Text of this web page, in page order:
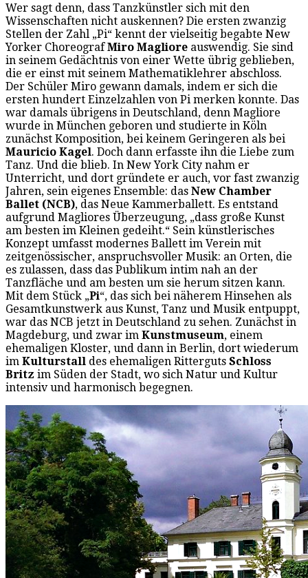
Wer sagt denn, dass Tanzkünstler sich mit den
Wissenschaften nicht auskennen? Die ersten zwanzig
Stellen der Zahl „Pi“ kennt der vielseitig begabte New
Yorker ChoreografMiro Magliore auswendig. Sie sind
in seinem Gedächtnis von einer Wette übrig geblieben,
die er einst mit seinem Mathematiklehrer abschloss.
Der Schüler Miro gewann damals, indem er sich die
ersten hundert Einzelzahlen von Pi merken konnte. Das
war damals übrigens in Deutschland, denn Magliore
wurde in München geboren und studierte in Köln
zunächst Komposition, bei keinem Geringeren als bei
Mauricio Kagel. Doch dann erfasste ihn die Liebe zum
Tanz. Und die blieb. In New York City nahm er
Unterricht, und dort gründete er auch, vor fast zwanzig
Jahren, sein eigenes Ensemble: das New Chamber
Ballet (NCB), das Neue Kammerballett. Es entstand
aufgrund Magliores Überzeugung, „dass große Kunst
am besten im Kleinen gedeiht.“ Sein künstlerisches
Konzept umfasst modernes Ballett im Verein mit
zeitgenössischer, anspruchsvoller Musik: an Orten, die
es zulassen, dass das Publikum intim nah an der
Tanzfläche und am besten um sie herum sitzen kann.
Mit dem Stück „Pi“, das sich bei näherem Hinsehen als
Gesamtkunstwerk aus Kunst, Tanz und Musik entpuppt,
war das NCB jetzt in Deutschland zu sehen. Zunächst in
Magdeburg, und zwar im Kunstmuseum, einem
ehemaligen Kloster, und dann in Berlin, dort wiederum
im Kulturstall des ehemaligen Ritterguts Schloss
Britz im Süden der Stadt, wo sich Natur und Kultur
intensiv und harmonisch begegnen.